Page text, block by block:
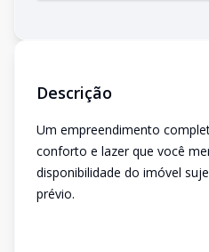
Descrição
Um empreendimento
conforto e lazer que você
disponibilidade do imóvel
prévio.